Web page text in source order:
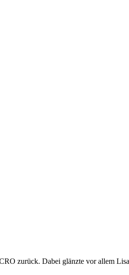
zurück. Dabei glänzte vor allem